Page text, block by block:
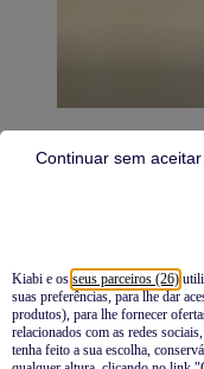
Kiabi e os seus parceiros (26)
suas preferências, para lhe dar
produtos), para lhe fornecer
relacionados com as redes
tenha feito a sua escolha,
Continuar sem
Novidades